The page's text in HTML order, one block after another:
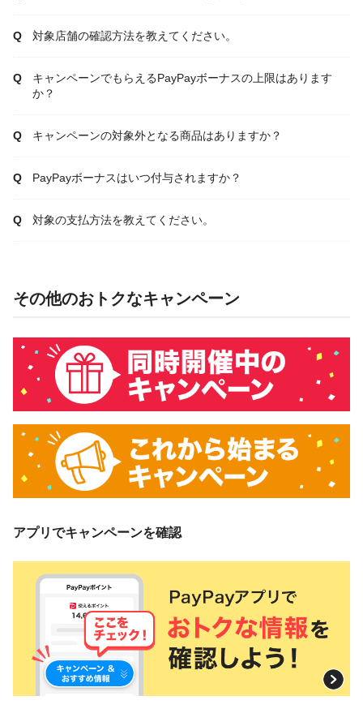
対象店舗の確認方法を教えてください。
キャンペーンでもらえるPayPayボーナスの上限はあります
か？
キャンペーンの対象外となる商品はありますか？
PayPayボーナスはいつ付与されますか？
対象の支払方法を教えてください。
その他のおトクなキャンペーン
アプリでキャンペーンを確認